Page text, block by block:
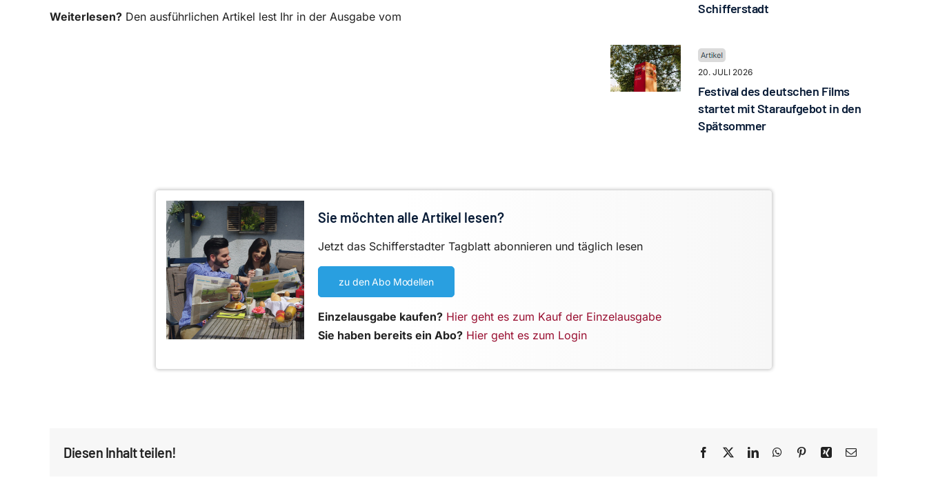
Weiterlesen? Den ausführlichen Artikel lest Ihr in der Ausgabe vom
Schifferstadt
20. JULI 2026
Festival des deutschen Films
startet mit Staraufgebot in den
Spätsommer
Sie möchten alle Artikel lesen?
Jetzt das Schifferstadter Tagblatt abonnieren und täglich lesen
zu den Abo Modellen
Einzelausgabe kaufen? Hier geht es zum Kauf der Einzelausgabe
Sie haben bereits ein Abo? Hier geht es zum Login
Diesen Inhalt teilen!